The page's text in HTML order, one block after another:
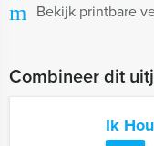
Bekijk printbare
Combineer dit
Ik